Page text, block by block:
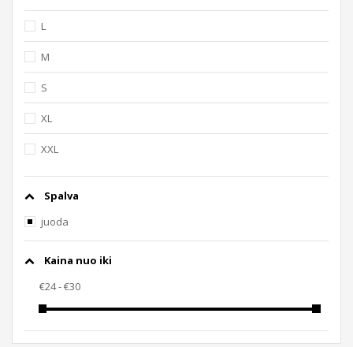
L
M
S
XL
XXL
Spalva
juoda
Kaina nuo iki